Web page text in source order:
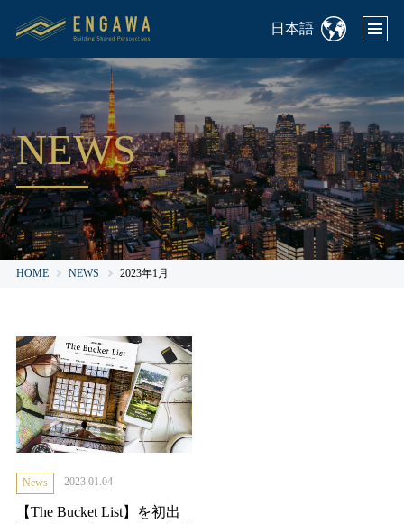
日本語
NEWS
HOME NEWS 2023年1月
News 2023.01.04
【The Bucket List】を初出